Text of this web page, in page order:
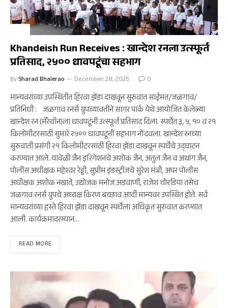
Khandeish Run Receives : खान्देश रनला उत्स्फूर्त
प्रतिसाद, २५०० धावपटूंचा सहभाग
By Sharad Bhalerao December 28, 2025 0
मान्यवरांच्या उपस्थितीत हिरवा झेंडा दाखवून सुरुवात साईमत/जळगाव/
प्रतिनिधी : जळगाव रनर्स ग्रुपच्यावतीने सागर पार्क येथे आयोजित केलेल्या
खान्देश रन (मॅरेथॉन)ला धावपटूंनी उत्स्फूर्त प्रतिसाद दिला. स्पर्धेत ३, ५, १० व २१
किलोमीटरसाठी सुमारे २५०० धावपटूंनी सहभाग नोंदवला. खान्देश रनच्या
सुरुवाती प्रसंगी २१ किलोमीटरसाठी हिरवा झेंडा दाखवून स्पर्धेचे उद्घाटन
करण्यात आले. यावेळी जैन इरिगेशनचे अशोक जैन, अतुल जैन व अथांग जैन,
पोलीस अधीक्षक महेश्वर रेड्डी, सुप्रीम इंडस्ट्रीजचे सुरेश मंत्री, अपर पोलीस
अधीक्षक अशोक नखाते, उद्योजक मनोज अडवाणी, राजेश चोरडिया तसेच
जळगाव रनर्स ग्रुपचे अध्यक्ष किरण बच्छाव आदी मान्यवर उपस्थित होते. सर्व
मान्यवरांच्या हस्ते हिरवा झेंडा दाखवून स्पर्धेला अधिकृत सुरुवात करण्यात
आली. कार्यक्रमादरम्यान…
READ MORE